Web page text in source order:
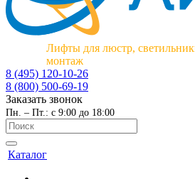
Лифты для люстр,
монтаж
8 (495) 120-10-26
8 (800) 500-69-19
Заказать звонок
Пн. – Пт.: с 9:00 до 18:00
Каталог